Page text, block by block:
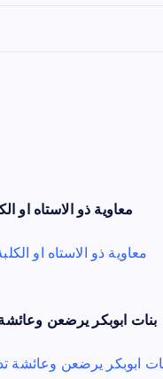
معاوية ذو الاستاه او
بنات ابوبكر يرضعن